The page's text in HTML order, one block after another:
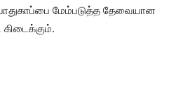
மேம்படுத்த தேவையான
கிடைக்கும்.